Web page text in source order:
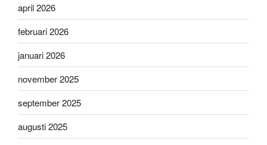
april 2026
februari 2026
januari 2026
november 2025
september 2025
augusti 2025